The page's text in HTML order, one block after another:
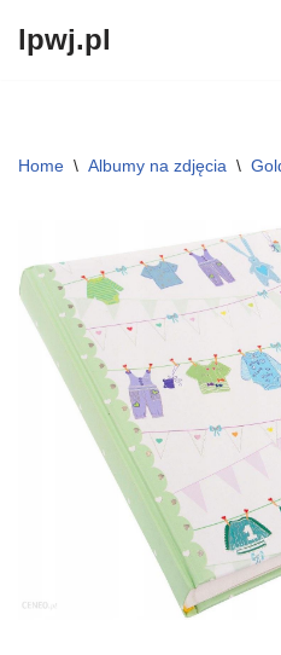
lpwj.pl
Home \ Albumy na zdjęcia \